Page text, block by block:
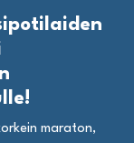
maraton,